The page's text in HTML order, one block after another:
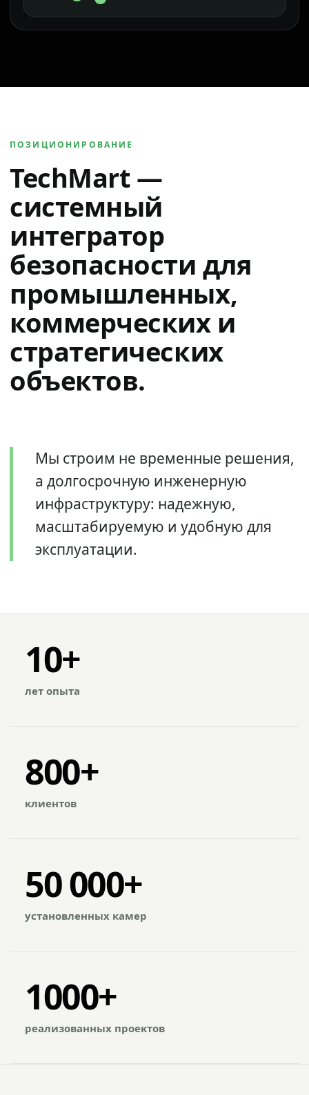
ПОЗИЦИОНИРОВАНИЕ
TechMart —
системный
интегратор
безопасности для
промышленных,
коммерческих и
стратегических
объектов.
Мы строим не временные решения,
а долгосрочную инженерную
инфраструктуру: надежную,
масштабируемую и удобную для
эксплуатации.
10+
лет опыта
800+
клиентов
50 000+
установленных камер
1000+
реализованных проектов